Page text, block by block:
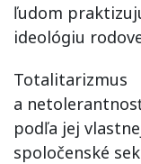
ľudom
ideológiu
Totalitarizmus
a
podľa jej
spoločenské